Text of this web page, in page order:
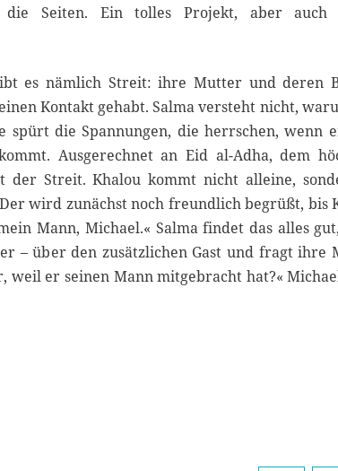
Seiten. Ein tolles Projekt, aber auch
es nämlich Streit: ihre Mutter und deren
Kontakt gehabt. Salma versteht nicht,
spürt die Spannungen, die herrschen, wenn
Ausgerechnet an Eid al-Adha, dem
der Streit. Khalou kommt nicht alleine,
wird zunächst noch freundlich begrüßt, bis
Mann, Michael.« Salma findet das alles
– über den zusätzlichen Gast und fragt ihre
weil er seinen Mann mitgebracht hat?«